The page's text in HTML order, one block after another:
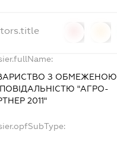
З ОБМЕЖЕНОЮ
"АГРО-
2011"